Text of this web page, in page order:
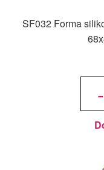
SF032 Forma
-